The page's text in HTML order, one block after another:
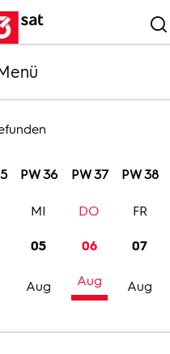
PW 36 PW 37 PW 38
05
Aug
MI
06
Aug
DO
07
Aug
FR